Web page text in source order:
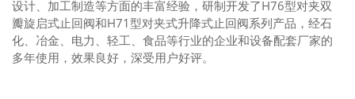
设计、加工制造等方面的丰富经验，研制开发了H76型对夹双
瓣旋启式止回阀和H71型对夹式升降式止回阀系列产品，经石
化、冶金、电力、轻工、食品等行业的企业和设备配套厂家的
多年使用，效果良好，深受用户好评。